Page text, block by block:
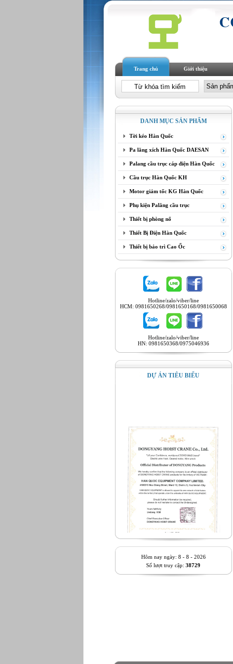
Trang chủ Giới thiệu
DANH MỤC SẢN PHẨM
Tời kéo Hàn Quốc
Pa lăng xích Hàn Quốc DAESAN
Palang cầu trục cáp điện Hàn Quốc
Cầu trục Hàn Quốc KH
Motor giảm tốc KG Hàn Quốc
Phụ kiện Palăng cầu trục
Thiết bị phòng nổ
Thiết Bị Điện Hàn Quốc
Thiết bị bảo trì Cao Ốc
Hotline/zalo/viber/line
HCM: 0981650268/0981650168/0981650068
Hotline/zalo/viber/line
HN: 0981650368/0975046936
DỰ ÁN TIÊU BIỂU
Hôm nay ngày: 8 - 8 - 2026
Số lượt truy cập: 38729